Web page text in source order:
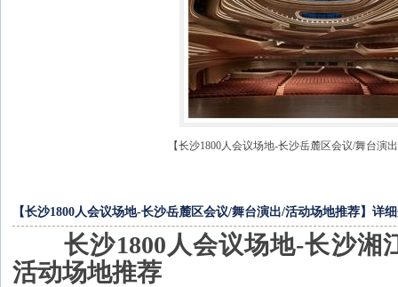
【长沙1800人会议场地-长沙岳麓区会议/舞台演
【长沙1800人会议场地-长沙岳麓区会议/舞台演出/活动场地推荐】详
长沙1800人会议场地-长沙湘
活动场地推荐